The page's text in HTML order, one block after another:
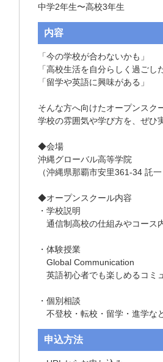
中学2年生〜高校3年生
内容
「今の学校が合わないかも」
「高校生活を自分らしく過ごし
「留学や英語に興味がある」
そんな方へ向けたオープンスク
学校の雰囲気や学び方を、ぜひ
◆会場
沖縄グローバル高等学院
（沖縄県那覇市安里361-34 託一
◆オープンスクール内容
・学校説明
通信制高校の仕組みやコース
・体験授業
Global Communication
英語初心者でも楽しめるコミ
・個別相談
不登校・転校・留学・進学な
申込方法